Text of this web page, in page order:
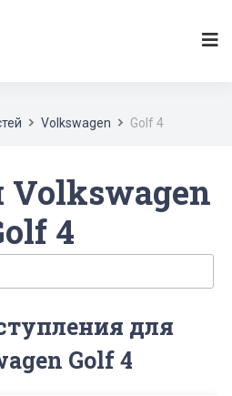
Volkswagen Golf 4
Volkswagen
4
для
Golf 4